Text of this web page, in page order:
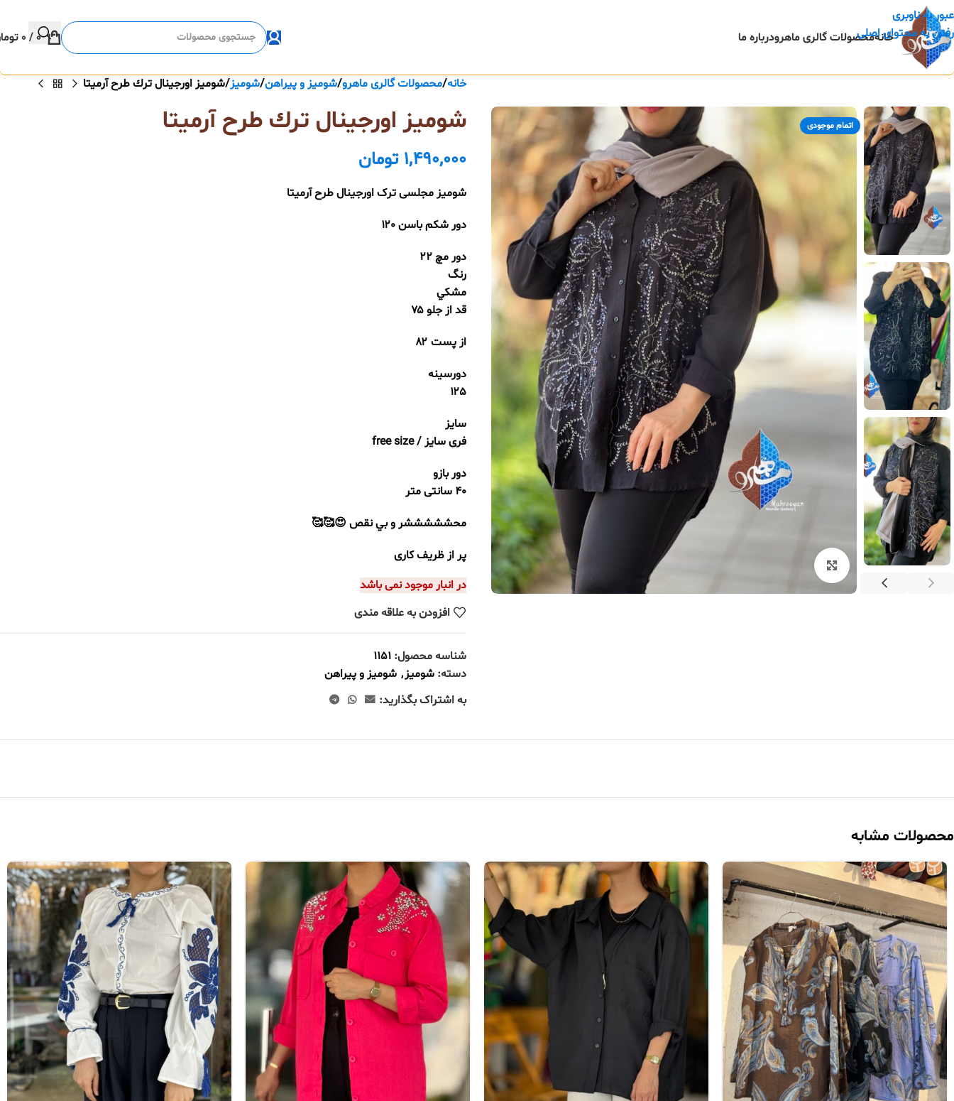
عبور به ناوبری
رفتن به محتوای اصلی
خانهمحصولات گالری ماهرودرباره ما 0
/
0
اتمام موجودی
خانه محصولات گالری ماهرو شومیز و پیراهن شومیز شوميز اورجينال ترك طرح آرميتا
شوميز اورجينال ترك طرح آرميتا
1,490,000 تومان
شومیز مجلسی ترک اورجینال طرح آرميتا
دور شکم باسن ۱۲۰
دور مچ ۲۲
رنگ
مشكي
قد از جلو ۷۵
از پست ۸۲
دورسینه
۱۲۵
سایز
فری سایز / free size
دور بازو
40 سانتی متر
محشششششر و بي نقص 😍🥰🥰
پر از ظريف كاری
در انبار موجود نمی باشد
افزودن به علاقه مندی
شناسه محصول: 1151
دسته: شومیز, شومیز و پیراهن
به اشتراک بگذارید:
محصولات مشابه